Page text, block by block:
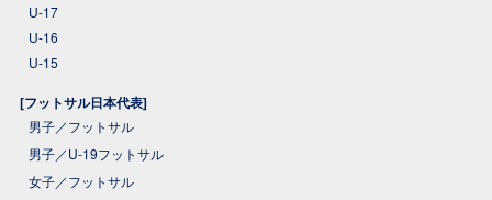
U-17
U-16
U-15
[フットサル日本代表]
男子／フットサル
男子／U-19フットサル
女子／フットサル